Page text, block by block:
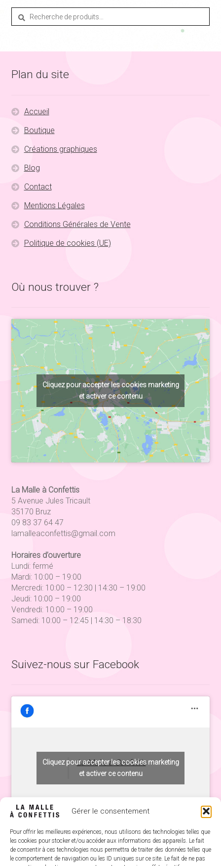
Gérer le consentement
Pour offrir les meilleures expériences, nous utilisons des technologies telles que
les cookies pour stocker et/ou accéder aux informations des appareils. Le fait
de consentir à ces technologies nous permettra de traiter des données telles que
le comportement de navigation ou les ID uniques sur ce site. Le fait de ne pas
Recherche
pour :
Recherche
Plan du site
Accueil
Boutique
Créations graphiques
Blog
Contact
Mentions Légales
Conditions Générales de Vente
Politique de cookies (UE)
Où nous trouver ?
Cliquez pour accepter les cookies marketing
et activer ce contenu
La Malle à Confettis
5 Avenue Jules Tricault
35170 Bruz
09 83 37 64 47
lamalleaconfettis@gmail.com
Horaires d’ouverture
Lundi: fermé
Mardi: 10:00 – 19:00
Mercredi: 10:00 – 12:30 | 14:30 – 19:00
Jeudi: 10:00 – 19:00
Vendredi: 10:00 – 19:00
Samedi: 10:00 – 12:45 | 14:30 – 18:30
Suivez-nous sur Facebook
La Malle à Confettis
Cliquez pour accepter les cookies marketing
et activer ce contenu